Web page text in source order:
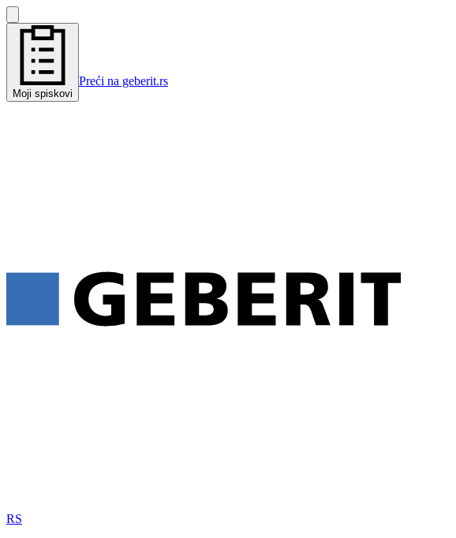
Moji spiskovi
Preći na geberit.rs
RS